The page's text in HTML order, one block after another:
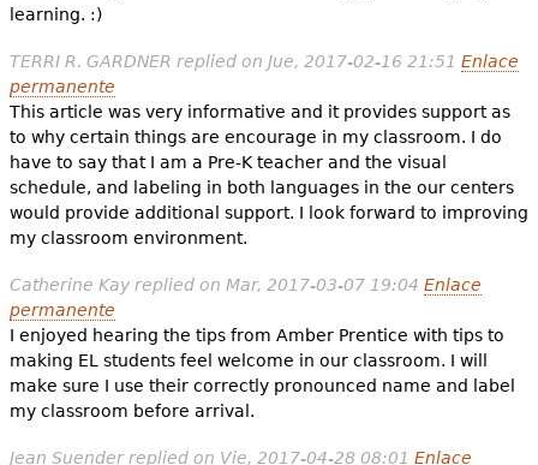
learning. :)
TERRI R. GARDNER replied on Jue, 2017-02-16 21:51 Enlace
permanente
This article was very informative and it provides support as
to why certain things are encourage in my classroom. I do
have to say that I am a Pre-K teacher and the visual
schedule, and labeling in both languages in the our centers
would provide additional support. I look forward to improving
my classroom environment.
Catherine Kayreplied on Mar, 2017-03-07 19:04 Enlace
permanente
I enjoyed hearing the tips from Amber Prentice with tips to
making EL students feel welcome in our classroom. I will
make sure I use their correctly pronounced name and label
my classroom before arrival.
Jean Suenderreplied on Vie, 2017-04-28 08:01 Enlace